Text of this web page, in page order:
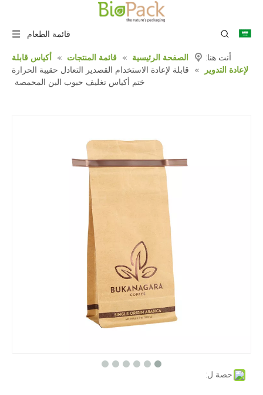
قائمة الطعام
أنت هنا: الصفحة الرئيسية » قائمة المنتجات »
أكياس قابلة
لإعادة التدوير
»
قابلة لإعادة الاستخدام القصدير التعادل حقيبة الحرارة
ختم أكياس تغليف حبوب البن المحمصة
حصة ل: